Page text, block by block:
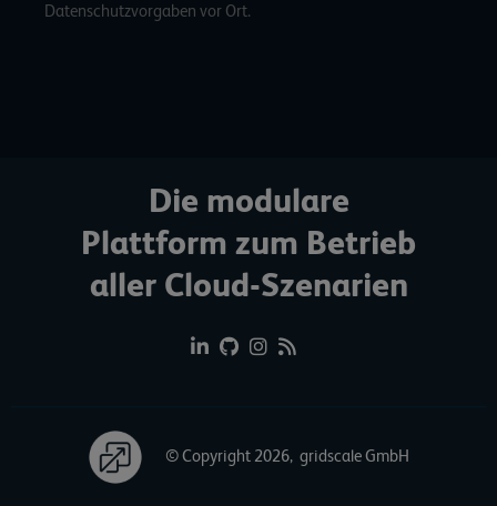
Datenschutzvorgaben vor Ort.
Die modulare
Plattform zum Betrieb
aller Cloud-Szenarien
© Copyright 2026, gridscale GmbH